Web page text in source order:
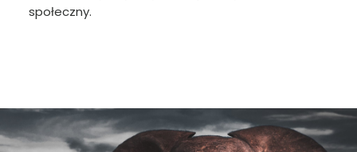
społeczny.